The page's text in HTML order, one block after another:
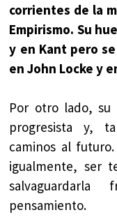
corrientes de la
Empirismo. Su
y en Kant pero
en John Locke y
Por otro lado, su
progresista y,
caminos al
igualmente, ser
pensamiento.